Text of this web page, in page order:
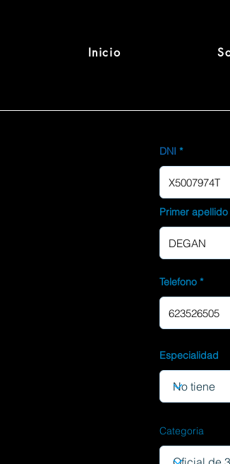
Inicio
DNI
Primer apellido
Telefono
Especialidad
Categoria